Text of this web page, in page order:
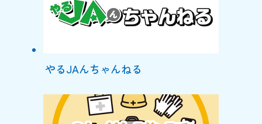
やるJAんちゃんねる